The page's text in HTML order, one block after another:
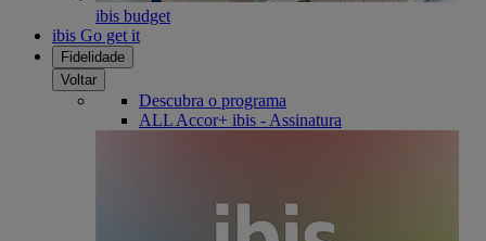
ibis budget
ibis Go get it
Fidelidade
Voltar
Descubra o programa
ALL Accor+ ibis - Assinatura